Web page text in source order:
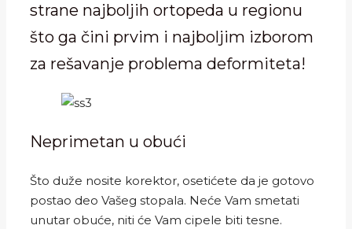
strane najboljih ortopeda u regionu
što ga čini prvim i najboljim izborom
za rešavanje problema deformiteta!
Neprimetan u obući
Što duže nosite korektor, osetićete da je gotovo
postao deo Vašeg stopala. Neće Vam smetati
unutar obuće, niti će Vam cipele biti tesne.